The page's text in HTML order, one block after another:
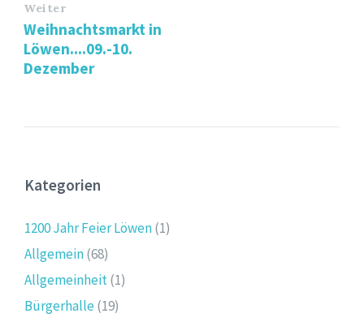
Weiter
Weihnachtsmarkt in
Löwen....09.-10.
Dezember
Kategorien
1200 Jahr Feier Löwen(1)
Allgemein(68)
Allgemeinheit(1)
Bürgerhalle(19)